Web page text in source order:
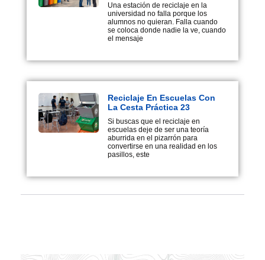
Una estación de reciclaje en la
universidad no falla porque los
alumnos no quieran. Falla cuando
se coloca donde nadie la ve, cuando
el mensaje
Reciclaje En Escuelas Con
La Cesta Práctica 23
Si buscas que el reciclaje en
escuelas deje de ser una teoría
aburrida en el pizarrón para
convertirse en una realidad en los
pasillos, este